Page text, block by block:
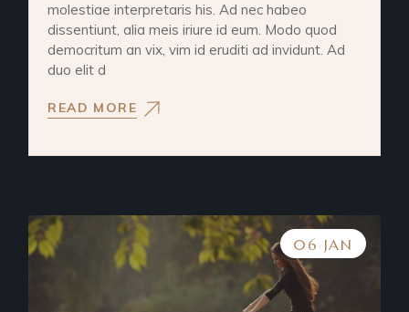
molestiae interpretaris his. Ad nec habeo
dissentiunt, alia meis iriure id eum. Modo quod
democritum an vix, vim id eruditi ad invidunt. Ad
duo elit d
READ MORE
06 JAN